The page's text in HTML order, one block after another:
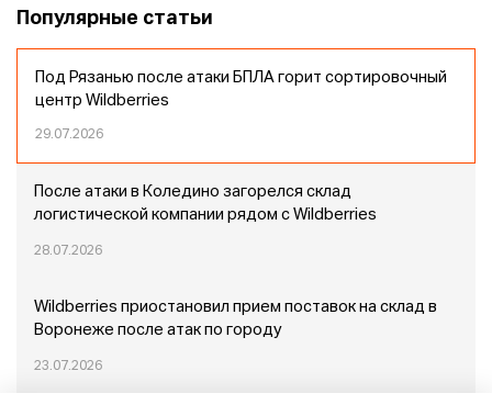
Популярные статьи
Под Рязанью после атаки БПЛА горит сортировочный
центр Wildberries
29.07.2026
После атаки в Коледино загорелся склад
логистической компании рядом с Wildberries
28.07.2026
Wildberries приостановил прием поставок на склад в
Воронеже после атак по городу
23.07.2026